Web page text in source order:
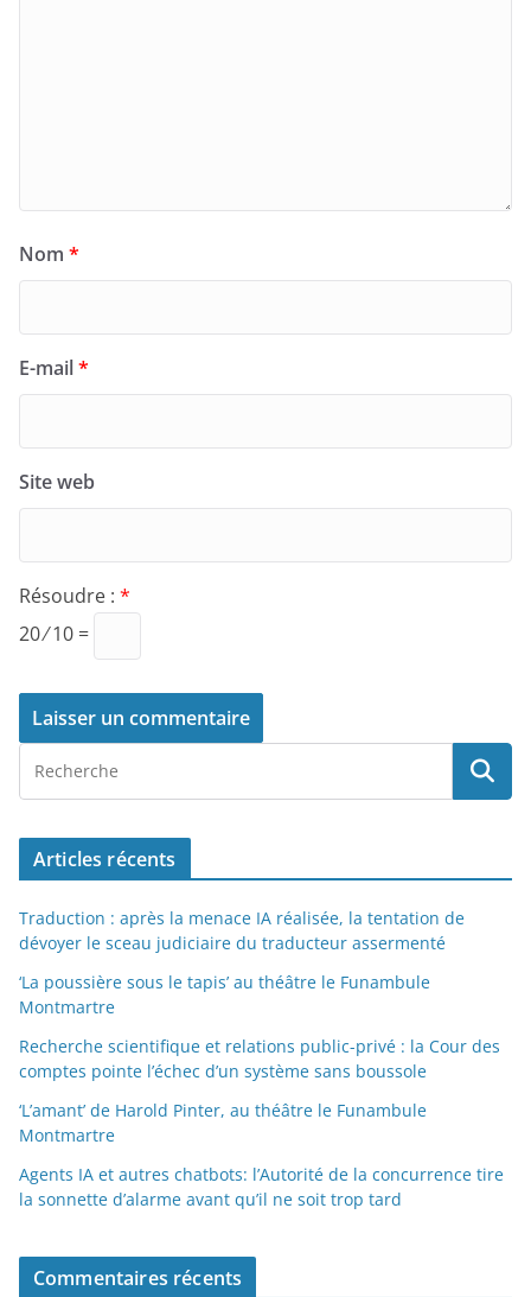
Nom *
E-mail*
Site web
Résoudre : *
20 ⁄ 10 =
Articles récents
Traduction : après la menace IA réalisée, la tentation de
dévoyer le sceau judiciaire du traducteur assermenté
‘La poussière sous le tapis’ au théâtre le Funambule
Montmartre
Recherche scientifique et relations public-privé : la Cour des
comptes pointe l’échec d’un système sans boussole
‘L’amant’ de Harold Pinter, au théâtre le Funambule
Montmartre
Agents IA et autres chatbots: l’Autorité de la concurrence tire
la sonnette d’alarme avant qu’il ne soit trop tard
Commentaires récents